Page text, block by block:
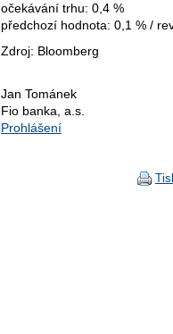
očekávání trhu: 0,4 %
předchozí hodnota: 0,1 % /
Zdroj: Bloomberg
Jan Tománek
Fio banka, a.s.
Prohlášení